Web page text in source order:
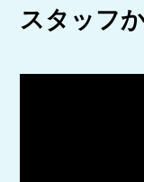
スタッフ